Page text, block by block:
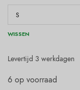
WISSEN
Levertijd 3 werkdagen
6 op voorraad